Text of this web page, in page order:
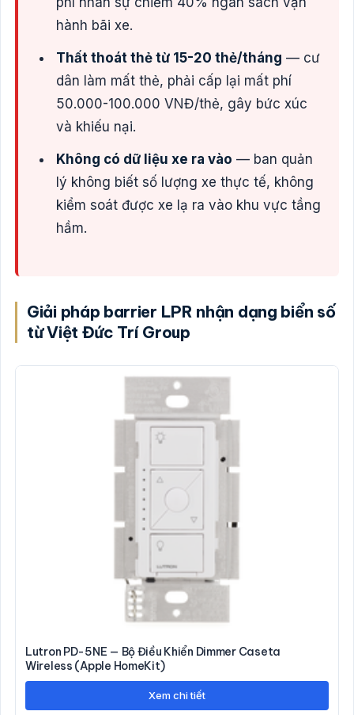
hành bãi xe.
Thất thoát thẻ từ 15-20 thẻ/tháng — cư
dân làm mất thẻ, phải cấp lại mất phí
50.000-100.000 VNĐ/thẻ, gây bức xúc
và khiếu nại.
Không có dữ liệu xe ra vào — ban quản
lý không biết số lượng xe thực tế, không
kiểm soát được xe lạ ra vào khu vực tầng
hầm.
Giải pháp barrier LPR nhận dạng biển số
từ Việt Đức Trí Group
Lutron PD-5NE — Bộ Điều Khiển Dimmer Caseta
Wireless (Apple HomeKit)
Xem chi tiết